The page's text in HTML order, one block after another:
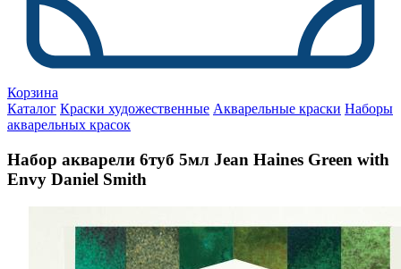
Корзина
Каталог Краски художественные Акварельные краски Наборы
акварельных красок
Набор акварели 6туб 5мл Jean Haines Green with
Envy Daniel Smith